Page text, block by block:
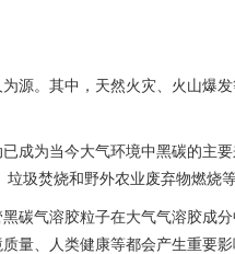
。其中，天然火灾、火山爆
为当今大气环境中黑碳的主要
圾焚烧和野外农业废弃物燃烧等
碳气溶胶粒子在大气气溶胶成
量、人类健康等都会产生重要影